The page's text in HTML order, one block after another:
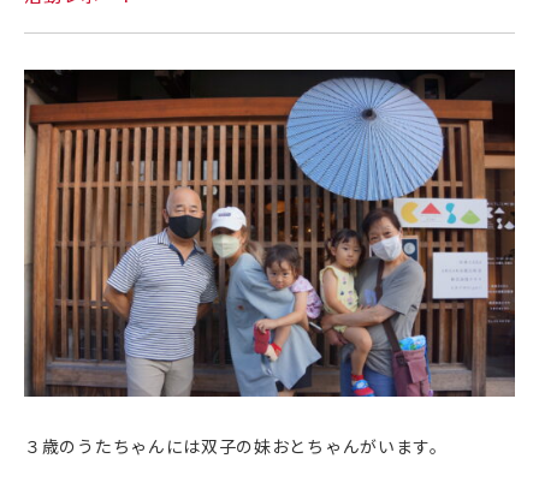
３歳のうたちゃんには双子の妹おとちゃんがいます。